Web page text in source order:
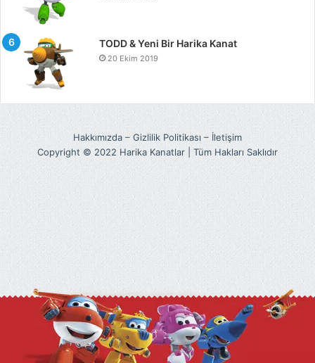
TODD & Yeni Bir Harika Kanat
20 Ekim 2019
Hakkımızda– Gizlilik Politikası – İletişim
Copyright © 2022 Harika Kanatlar | Tüm Hakları Saklıdır